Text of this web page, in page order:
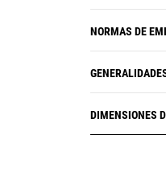
NORMAS DE
DIMENSIONES